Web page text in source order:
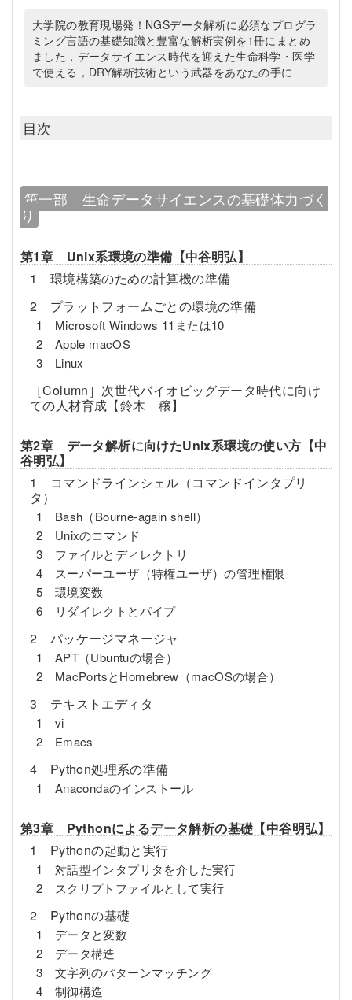
大学院の教育現場発！NGSデータ解析に必須なプログラ
ミング言語の基礎知識と豊富な解析実例を1冊にまとめ
ました．データサイエンス時代を迎えた生命科学・医学
で使える，DRY解析技術という武器をあなたの手に
目次
第一部 生命データサイエンスの基礎体力づく
り
第1章 Unix系環境の準備【中谷明弘】
1 環境構築のための計算機の準備
2 プラットフォームごとの環境の準備
1 Microsoft Windows 11または10
2 Apple macOS
3 Linux
［Column］次世代バイオビッグデータ時代に向け
ての人材育成【鈴木 穣】
第2章 データ解析に向けたUnix系環境の使い方【中
谷明弘】
1 コマンドラインシェル（コマンドインタプリ
タ）
1 Bash（Bourne-again shell）
2 Unixのコマンド
3 ファイルとディレクトリ
4 スーパーユーザ（特権ユーザ）の管理権限
5 環境変数
6 リダイレクトとパイプ
2 パッケージマネージャ
1 APT（Ubuntuの場合）
2 MacPortsとHomebrew（macOSの場合）
3 テキストエディタ
1 vi
2 Emacs
4 Python処理系の準備
1 Anacondaのインストール
第3章 Pythonによるデータ解析の基礎【中谷明弘】
1 Pythonの起動と実行
1 対話型インタプリタを介した実行
2 スクリプトファイルとして実行
2 Pythonの基礎
1 データと変数
2 データ構造
3 文字列のパターンマッチング
4 制御構造